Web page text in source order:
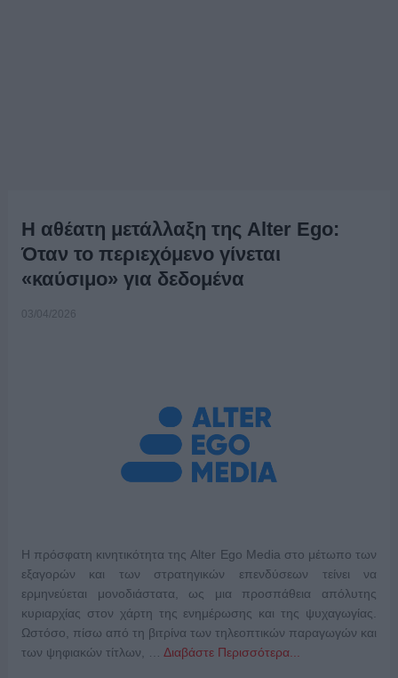
Η αθέατη μετάλλαξη της Alter Ego:
Όταν το περιεχόμενο γίνεται
«καύσιμο» για δεδομένα
03/04/2026
Η πρόσφατη κινητικότητα της Alter Ego Media στο μέτωπο των
εξαγορών και των στρατηγικών επενδύσεων τείνει να
ερμηνεύεται μονοδιάστατα, ως μια προσπάθεια απόλυτης
κυριαρχίας στον χάρτη της ενημέρωσης και της ψυχαγωγίας.
Ωστόσο, πίσω από τη βιτρίνα των τηλεοπτικών παραγωγών και
των ψηφιακών τίτλων, … Διαβάστε Περισσότερα...